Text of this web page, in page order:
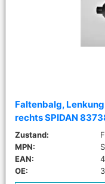
Faltenbalg,
rechts SPIDAN
Zustand:
MPN:
EAN:
OE: